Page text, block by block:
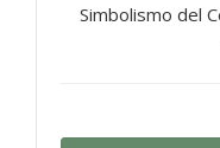
Simbolismo del